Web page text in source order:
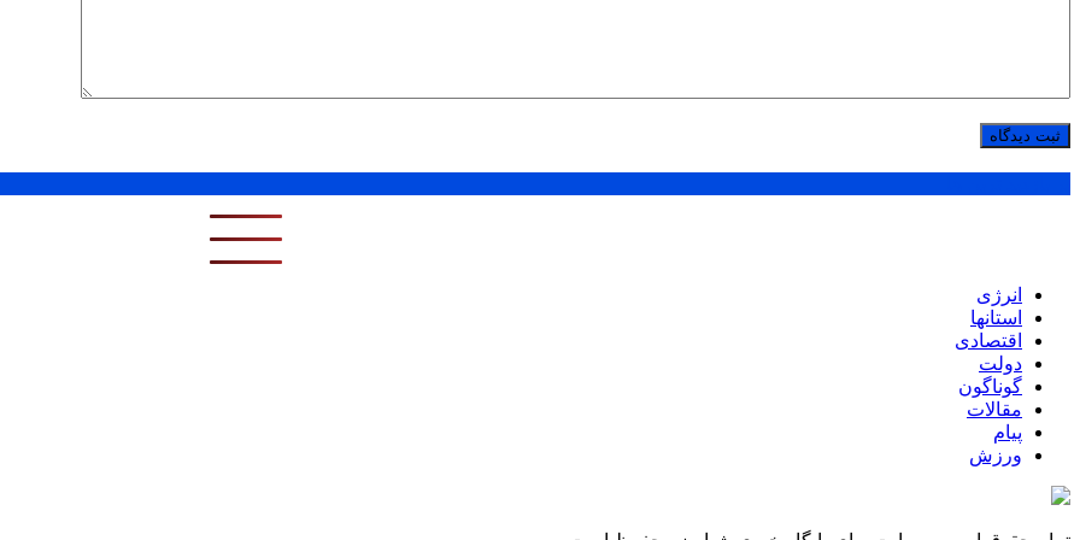
انرژی
استانها
اقتصادی
دولت
گوناگون
مقالات
پیام
ورزش